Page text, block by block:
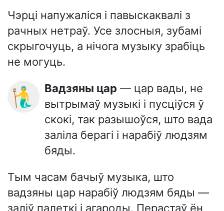
Чэрці напужаліся і павыскаквалі з
рачных нетраў. Усе злосныя, зубамі
скрыгочуць, а нічога музыку зрабіць
не могуць.
🧜‍♂️ Вадзяны цар — цар вады, не
вытрымаў музыкі і пусціўся ў
скокі, так разышоўся, што вада
заліла берагі і нарабіў людзям
бяды.
Тым часам бачыў музыка, што
вадзяны цар нарабіў людзям бяды —
заліў палеткі і агароды. Перастаў ён